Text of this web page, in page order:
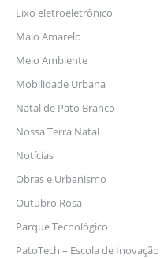
Lixo eletroeletrônico
Maio Amarelo
Meio Ambiente
Mobilidade Urbana
Natal de Pato Branco
Nossa Terra Natal
Notícias
Obras e Urbanismo
Outubro Rosa
Parque Tecnológico
PatoTech – Escola de Inovação